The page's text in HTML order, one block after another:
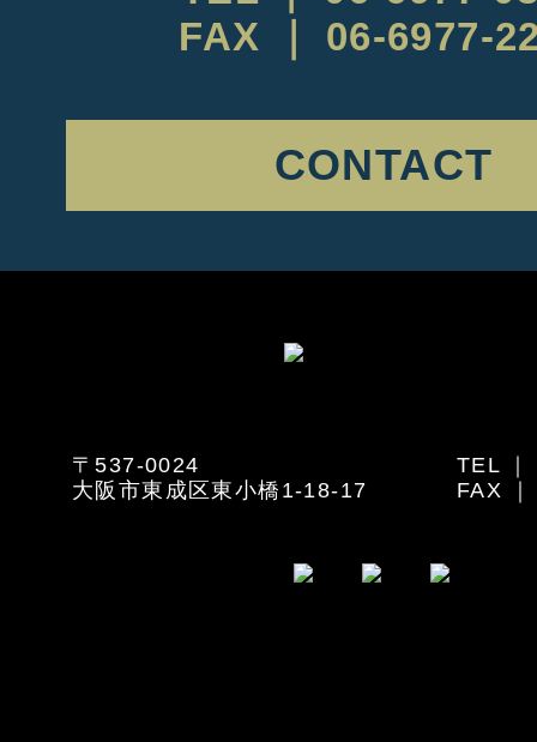
FAX ｜ 06-6977-
CONTACT
〒537-0024
大阪市東成区東小橋1-18-17
TEL
FAX